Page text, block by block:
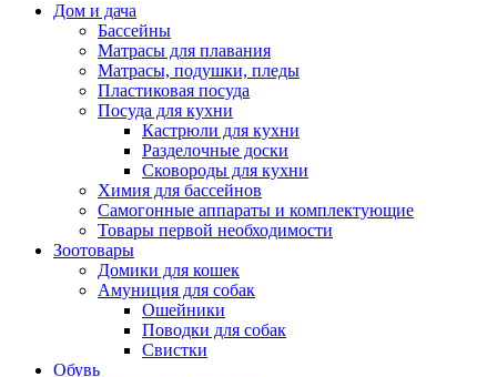
Дом и дача
Бассейны
Матрасы для плавания
Матрасы, подушки, пледы
Пластиковая посуда
Посуда для кухни
Кастрюли для кухни
Разделочные доски
Сковороды для кухни
Химия для бассейнов
Самогонные аппараты и комплектующие
Товары первой необходимости
Зоотовары
Домики для кошек
Амуниция для собак
Ошейники
Поводки для собак
Свистки
Обувь